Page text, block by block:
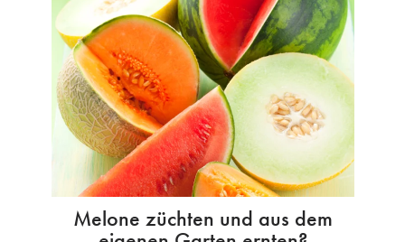
Melone züchten und aus dem